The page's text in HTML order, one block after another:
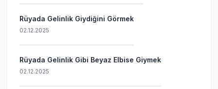
Rüyada Gelinlik Giydiğini Görmek
02.12.2025
Rüyada Gelinlik Gibi Beyaz Elbise Giymek
02.12.2025